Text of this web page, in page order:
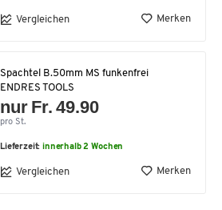
Vergleichen Merken
Spachtel B.50mm MS funkenfrei
ENDRES TOOLS
nur Fr. 49.90
pro St.
Lieferzeit:innerhalb 2 Wochen
Vergleichen Merken